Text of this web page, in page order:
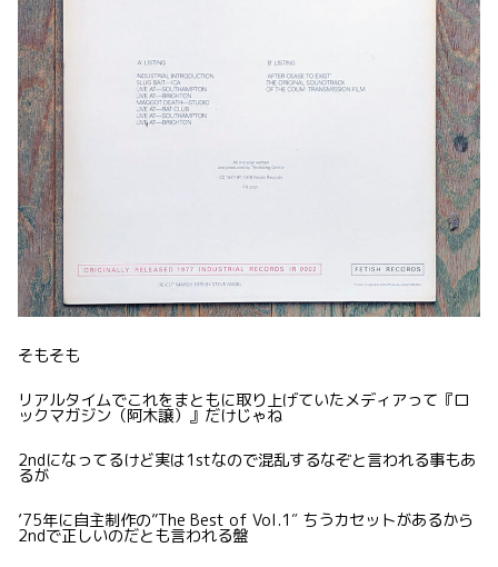
そもそも
リアルタイムでこれをまともに取り上げていたメディアって『ロ
ックマガジン（阿木譲）』だけじゃね
2ndになってるけど実は1stなので混乱するなぞと言われる事もあ
るが
’75年に自主制作の”The Best of Vol.1″ ちうカセットがあるから
2ndで正しいのだとも言われる盤